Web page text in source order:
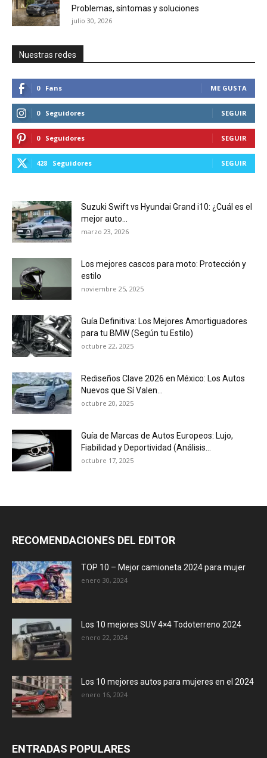
Problemas, síntomas y soluciones
julio 30, 2026
Nuestras redes
0 Fans ME GUSTA
0 Seguidores SEGUIR
0 Seguidores SEGUIR
428 Seguidores SEGUIR
Suzuki Swift vs Hyundai Grand i10: ¿Cuál es el
mejor auto...
marzo 23, 2026
Los mejores cascos para moto: Protección y
estilo
noviembre 25, 2025
Guía Definitiva: Los Mejores Amortiguadores
para tu BMW (Según tu Estilo)
octubre 22, 2025
Rediseños Clave 2026 en México: Los Autos
Nuevos que Sí Valen...
octubre 20, 2025
Guía de Marcas de Autos Europeos: Lujo,
Fiabilidad y Deportividad (Análisis...
octubre 17, 2025
RECOMENDACIONES DEL EDITOR
TOP 10 – Mejor camioneta 2024 para mujer
enero 30, 2024
Los 10 mejores SUV 4×4 Todoterreno 2024
enero 22, 2024
Los 10 mejores autos para mujeres en el 2024
enero 16, 2024
ENTRADAS POPULARES